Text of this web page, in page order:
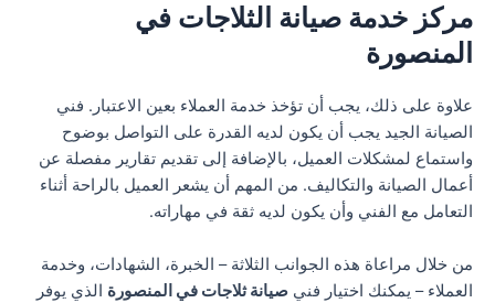
مركز خدمة صيانة الثلاجات في
المنصورة
علاوة على ذلك، يجب أن تؤخذ خدمة العملاء بعين الاعتبار. فني
الصيانة الجيد يجب أن يكون لديه القدرة على التواصل بوضوح
واستماع لمشكلات العميل، بالإضافة إلى تقديم تقارير مفصلة عن
أعمال الصيانة والتكاليف. من المهم أن يشعر العميل بالراحة أثناء
التعامل مع الفني وأن يكون لديه ثقة في مهاراته.
من خلال مراعاة هذه الجوانب الثلاثة – الخبرة، الشهادات، وخدمة
العملاء – يمكنك اختيار فني صيانة ثلاجات في المنصورة الذي يوفر